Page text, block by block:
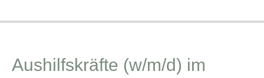
Aushilfskräfte (w/m/d) im